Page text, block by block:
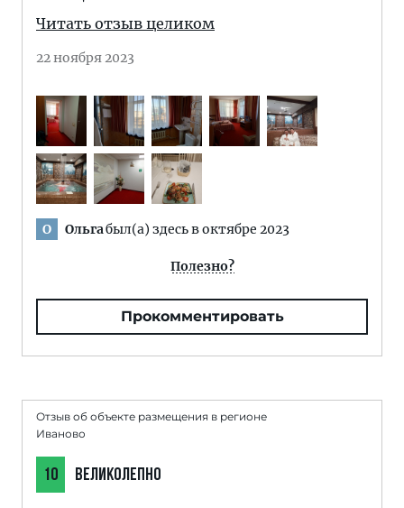
Читать отзыв целиком
22 ноября 2023
О Ольгабыл(а) здесь в октябре 2023
Полезно?
Прокомментировать
Отзыв об объекте размещения в регионе
Иваново
10 ВЕЛИКОЛЕПНО